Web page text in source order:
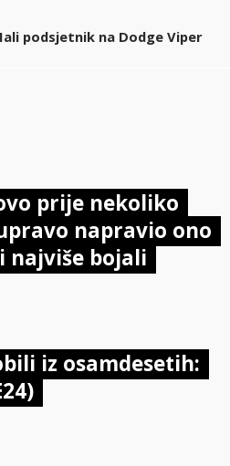
podsjetnik na Dodge Viper
prije nekoliko
napravio ono
najviše bojali
iz osamdesetih: